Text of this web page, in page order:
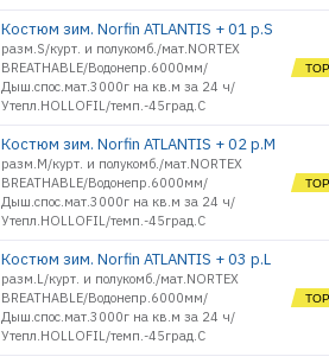
Костюм зим. Norfin ATLANTIS + 01 р.S
разм.S/курт. и полукомб./мат.NORTEX
BREATHABLE/Водонепр.6000мм/
Дыш.спос.мат.3000г на кв.м за 24 ч/
Утепл.HOLLOFIL/темп.-45град.С
Костюм зим. Norfin ATLANTIS + 02 р.M
разм.M/курт. и полукомб./мат.NORTEX
BREATHABLE/Водонепр.6000мм/
Дыш.спос.мат.3000г на кв.м за 24 ч/
Утепл.HOLLOFIL/темп.-45град.С
Костюм зим. Norfin ATLANTIS + 03 р.L
разм.L/курт. и полукомб./мат.NORTEX
BREATHABLE/Водонепр.6000мм/
Дыш.спос.мат.3000г на кв.м за 24 ч/
Утепл.HOLLOFIL/темп.-45град.С